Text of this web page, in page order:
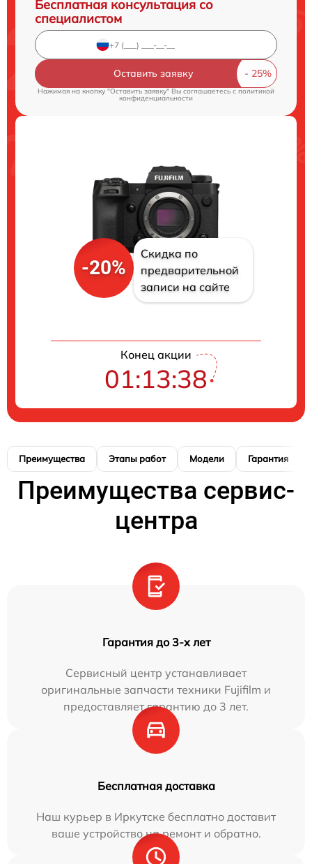
Бесплатная консультация со
специалистом
Оставить заявку
Нажимая на кнопку "Оставить заявку" Вы соглашаетесь c политикой
конфиденциальности
-20%
Скидка по
предварительной
записи на сайте
Конец акции
01:13:36
Преимущества Этапы работ Модели Гарантия
Преимущества сервис-
центра
Гарантия до 3-х лет
Сервисный центр устанавливает
оригинальные запчасти техники Fujifilm и
предоставляет гарантию до 3 лет.
Бесплатная доставка
Наш курьер в Иркутске бесплатно доставит
ваше устройство на ремонт и обратно.